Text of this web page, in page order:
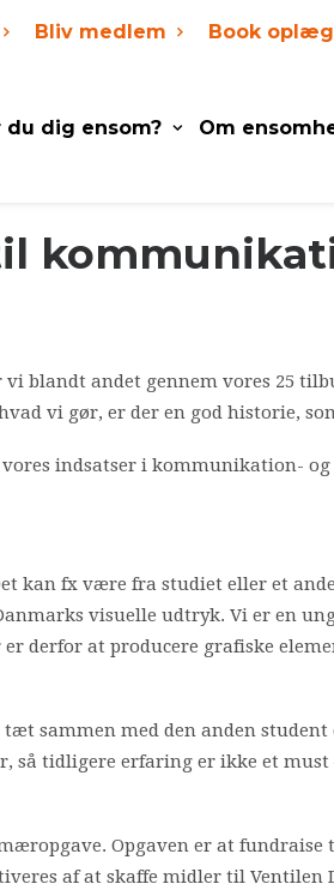
Bliv medlem Book oplæg
du dig ensom? Om
blandt andet gennem vores 25
vi gør, er der en god historie,
indsatser i kommunikation-
kan fx være fra studiet eller et
visuelle udtryk. Vi er en
at producere grafiske
sammen med den anden
tidligere erfaring er ikke et must
Opgaven er at
af at skaffe midler til